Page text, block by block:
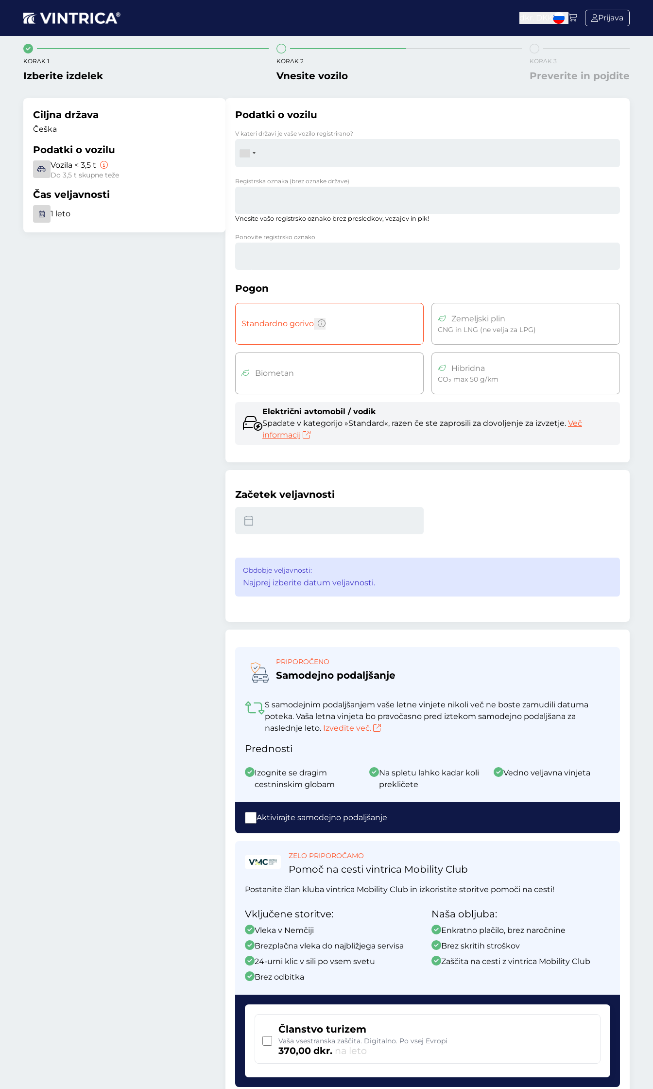
Prijava
KORAK 1
Izberite izdelek
KORAK 2
Vnesite vozilo
KORAK 3
Preverite in pojdite
Ciljna država
Češka
Podatki o vozilu
Vozila < 3,5 t
Do 3,5 t skupne teže
Čas veljavnosti
1 leto
Podatki o vozilu
V kateri državi je vaše vozilo registrirano?
Registrska oznaka (brez oznake države)
Vnesite vašo registrsko oznako brez presledkov, vezajev in pik!
Ponovite registrsko oznako
Pogon
Standardno gorivo
Zemeljski plin
CNG in LNG (ne velja za LPG)
Biometan
Hibridna
CO₂ max 50 g/km
Električni avtomobil / vodik
Spadate v kategorijo »Standard«, razen če ste zaprosili za dovoljenje za izvzetje. Več
informacij
Začetek veljavnosti
Obdobje veljavnosti:
Najprej izberite datum veljavnosti.
PRIPOROČENO
Samodejno podaljšanje
S samodejnim podaljšanjem vaše letne vinjete nikoli več ne boste zamudili datuma
poteka. Vaša letna vinjeta bo pravočasno pred iztekom samodejno podaljšana za
naslednje leto. Izvedite več.
Prednosti
Izognite se dragim
cestninskim globam
Na spletu lahko kadar koli
prekličete
Vedno veljavna vinjeta
Aktivirajte samodejno podaljšanje
ZELO PRIPOROČAMO
Pomoč na cesti vintrica Mobility Club
Postanite član kluba vintrica Mobility Club in izkoristite storitve pomoči na cesti!
Vključene storitve:
Vleka v Nemčiji
Brezplačna vleka do najbližjega servisa
24-urni klic v sili po vsem svetu
Brez odbitka
Naša obljuba:
Enkratno plačilo, brez naročnine
Brez skritih stroškov
Zaščita na cesti z vintrica Mobility Club
Članstvo turizem
Vaša vsestranska zaščita. Digitalno. Po vsej Evropi
370,00 dkr. na leto